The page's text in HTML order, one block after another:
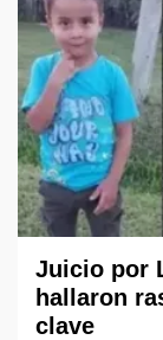
Juicio por
hallaron
clave